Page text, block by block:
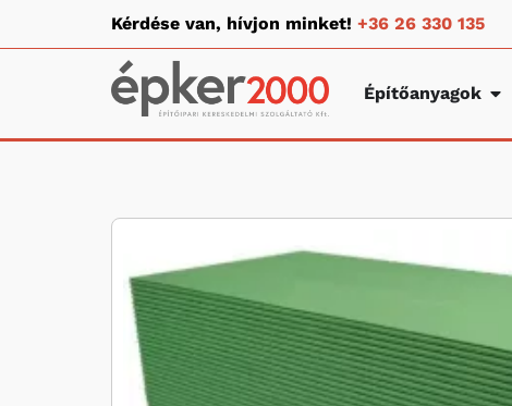
Kérdése van, hívjon minket! +36 26 330 135
Építőanyagok